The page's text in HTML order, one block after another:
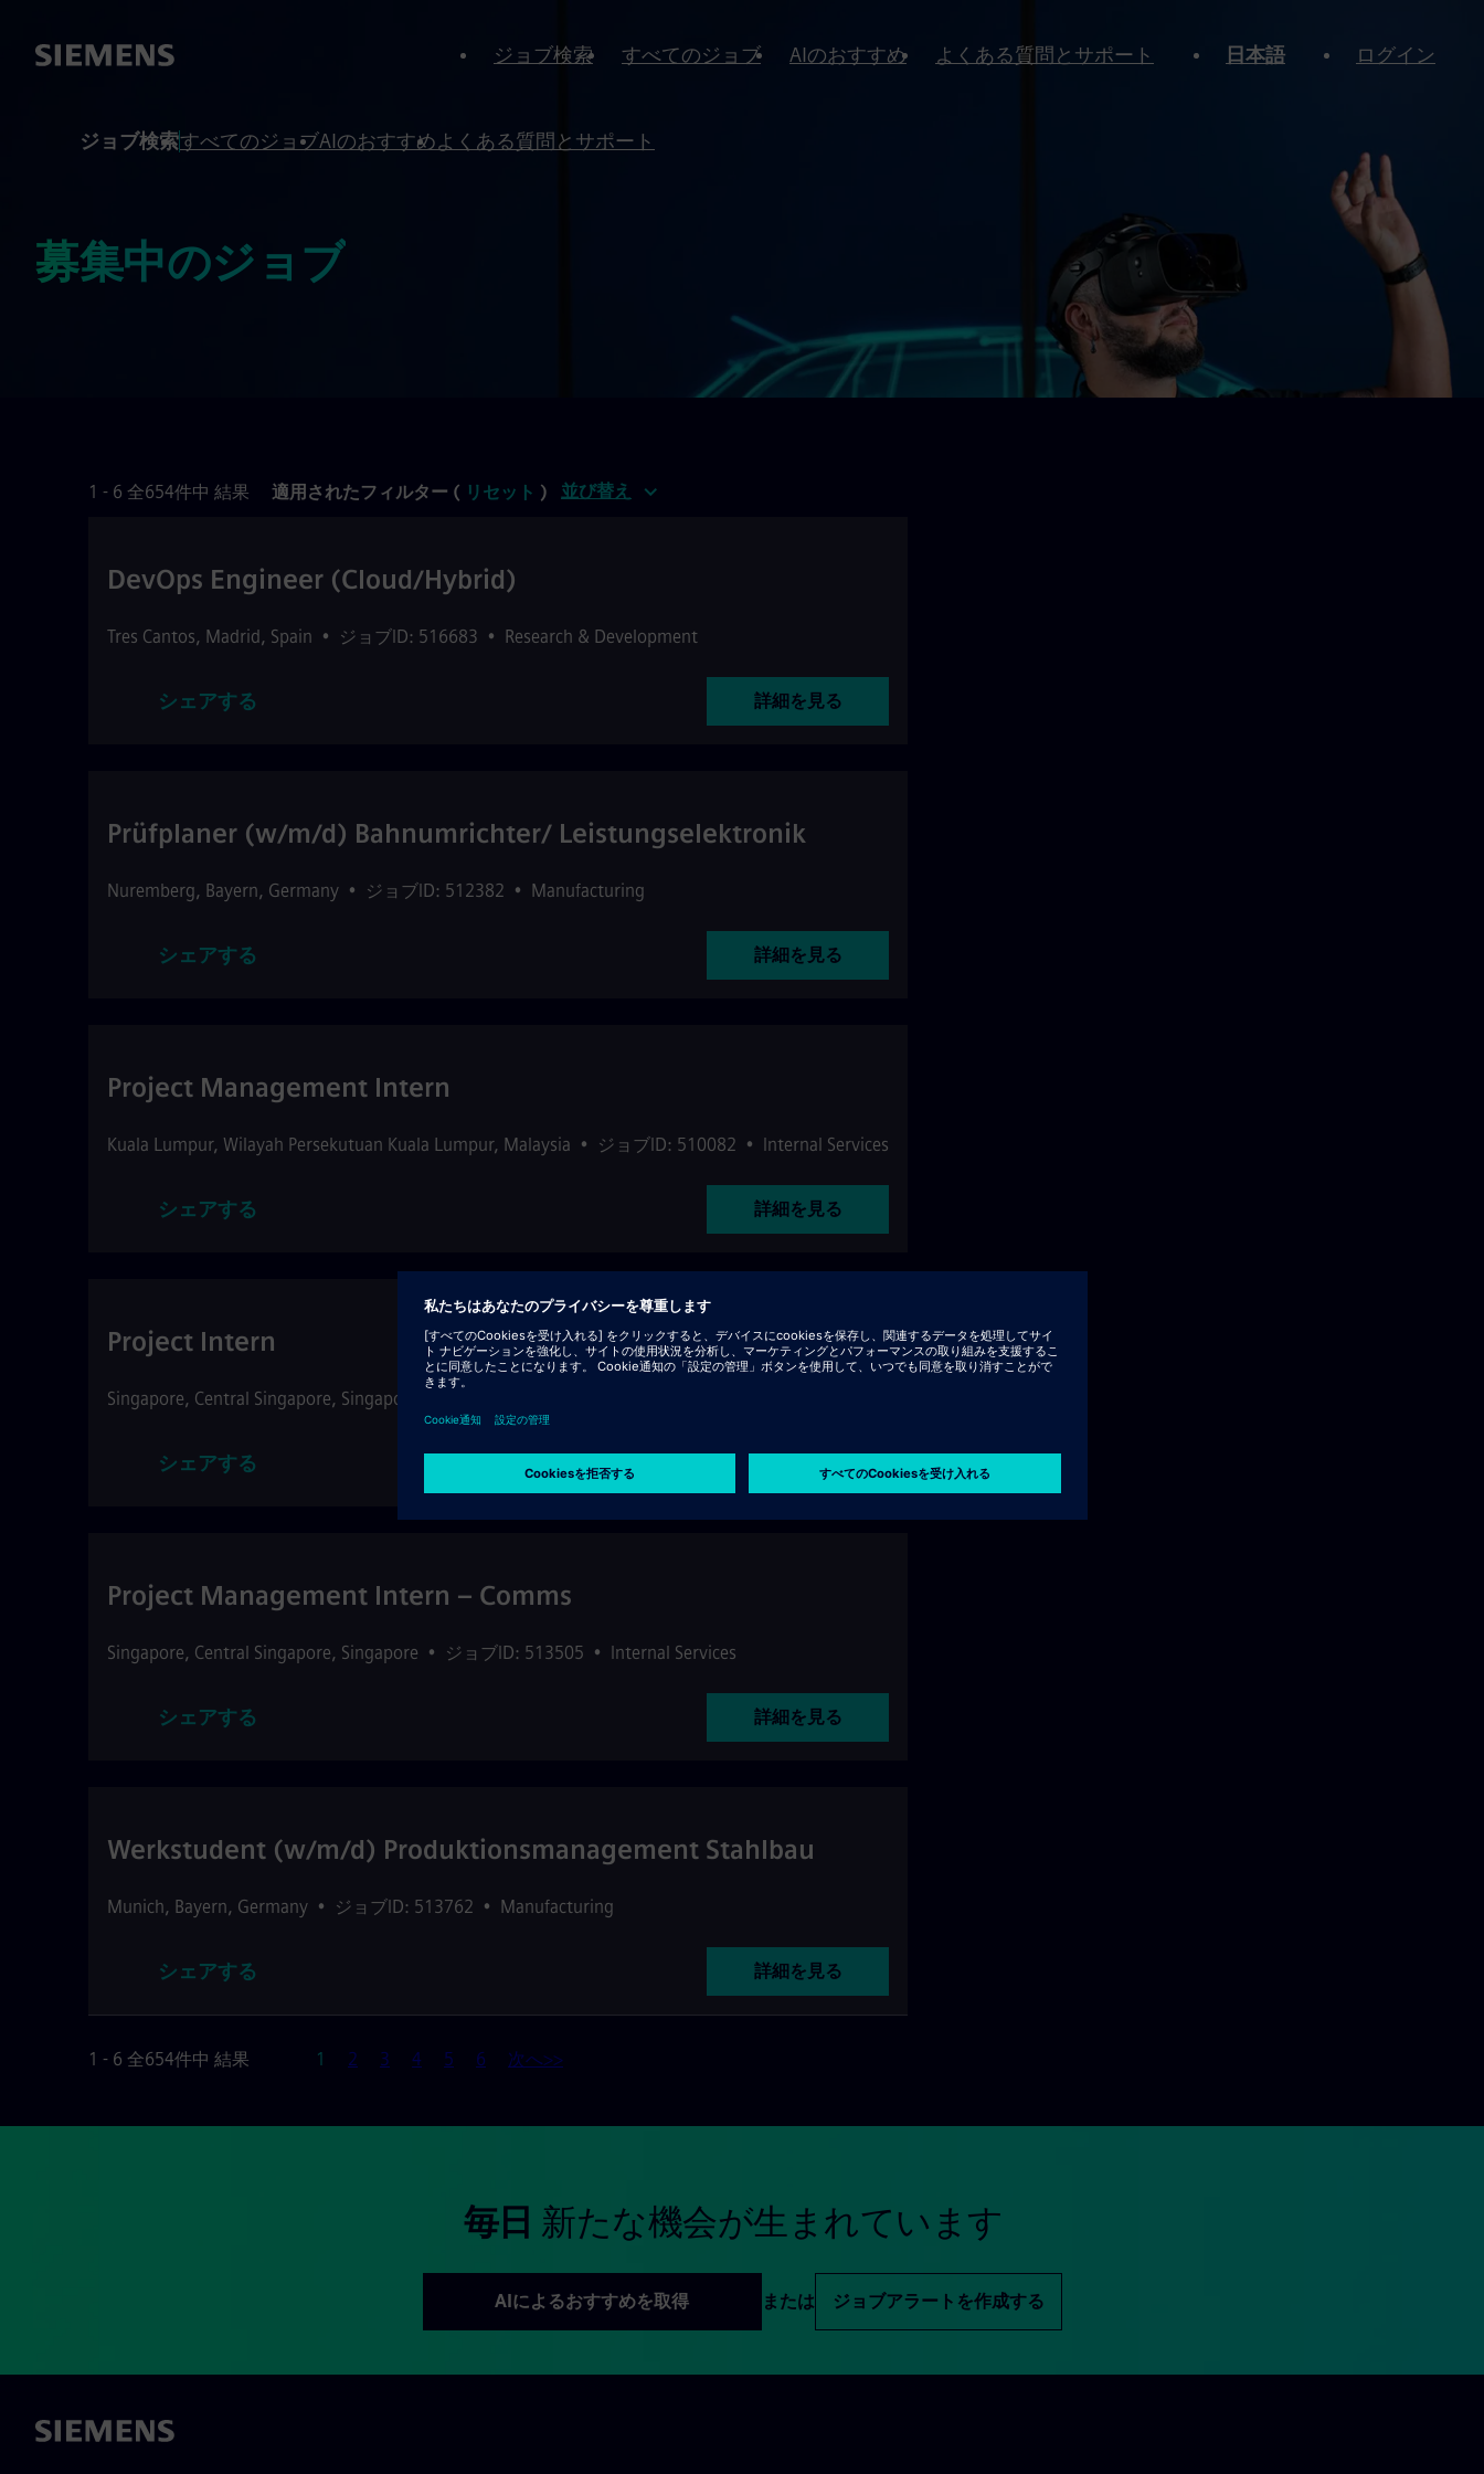
ジョブ検索 すべてのジョブ AIのおすすめ よくある質問とサポート 日本語 ログイン
ジョブ検索すべてのジョブAIのおすすめよくある質問とサポート
募集中のジョブ
1 - 6 全654件中 結果 適用されたフィルター ( リセット ) 並び替え
DevOps Engineer (Cloud/Hybrid)
Tres Cantos, Madrid, Spain • ジョブID: 516683 • Research & Development
シェアする 詳細を見る
Prüfplaner (w/m/d) Bahnumrichter/ Leistungselektronik
Nuremberg, Bayern, Germany • ジョブID: 512382 • Manufacturing
シェアする 詳細を見る
Project Management Intern
Kuala Lumpur, Wilayah Persekutuan Kuala Lumpur, Malaysia • ジョブID: 510082 • Internal Services
シェアする 詳細を見る
Project Intern
Singapore, Central Singapore, Singapore
シェアする 詳細を見る
Project Management Intern – Comms
Singapore, Central Singapore, Singapore • ジョブID: 513505 • Internal Services
シェアする 詳細を見る
Werkstudent (w/m/d) Produktionsmanagement Stahlbau
Munich, Bayern, Germany • ジョブID: 513762 • Manufacturing
シェアする 詳細を見る
1 - 6 全654件中 結果 ページ
1 2 3 4 5 6 次へ>>
毎日 新たな機会が生まれています
AIによるおすすめを取得 または ジョブアラートを作成する